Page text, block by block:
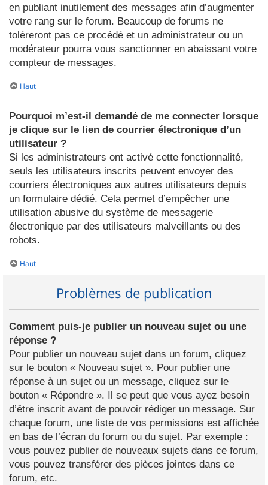
en publiant inutilement des messages afin d’augmenter
votre rang sur le forum. Beaucoup de forums ne
toléreront pas ce procédé et un administrateur ou un
modérateur pourra vous sanctionner en abaissant votre
compteur de messages.
Haut
Pourquoi m’est-il demandé de me connecter lorsque
je clique sur le lien de courrier électronique d’un
utilisateur ?
Si les administrateurs ont activé cette fonctionnalité,
seuls les utilisateurs inscrits peuvent envoyer des
courriers électroniques aux autres utilisateurs depuis
un formulaire dédié. Cela permet d’empêcher une
utilisation abusive du système de messagerie
électronique par des utilisateurs malveillants ou des
robots.
Haut
Problèmes de publication
Comment puis-je publier un nouveau sujet ou une
réponse ?
Pour publier un nouveau sujet dans un forum, cliquez
sur le bouton « Nouveau sujet ». Pour publier une
réponse à un sujet ou un message, cliquez sur le
bouton « Répondre ». Il se peut que vous ayez besoin
d’être inscrit avant de pouvoir rédiger un message. Sur
chaque forum, une liste de vos permissions est affichée
en bas de l’écran du forum ou du sujet. Par exemple :
vous pouvez publier de nouveaux sujets dans ce forum,
vous pouvez transférer des pièces jointes dans ce
forum, etc.